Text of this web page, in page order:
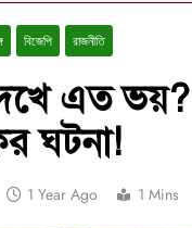
বিজেপি রাজনীতি
এত ভয়?
ঘটনা!
1 Year Ago 1 Mins